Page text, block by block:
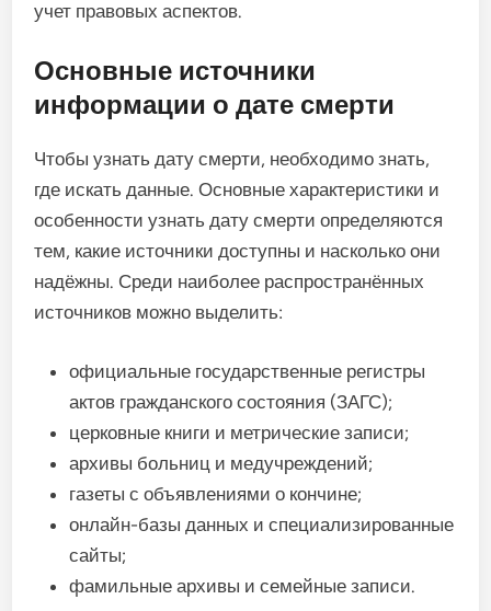
учет правовых аспектов.
Основные источники
информации о дате смерти
Чтобы узнать дату смерти, необходимо знать,
где искать данные. Основные характеристики и
особенности узнать дату смерти определяются
тем, какие источники доступны и насколько они
надёжны. Среди наиболее распространённых
источников можно выделить:
официальные государственные регистры
актов гражданского состояния (ЗАГС);
церковные книги и метрические записи;
архивы больниц и медучреждений;
газеты с объявлениями о кончине;
онлайн-базы данных и специализированные
сайты;
фамильные архивы и семейные записи.